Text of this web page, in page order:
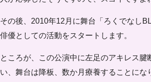
その後、2010年12月に舞台「ろくでなし
俳優としての活動をスタート します。
ところが、この公演中に左足のアキレス腱
い、舞台は降板、 数か月療養することにな